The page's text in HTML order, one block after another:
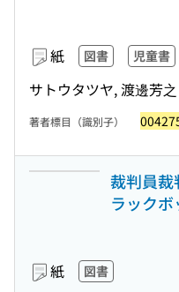
紙 図書 児童書
サトウタツヤ, 渡邊芳
著者標目（識別子）
裁判員裁
ラック
紙 図書